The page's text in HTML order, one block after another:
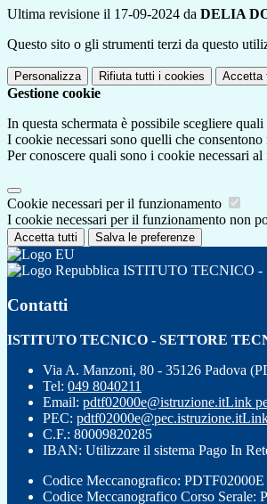
Ultima revisione il 17-09-2024 da DELIA
Questo sito o gli strumenti terzi da questo
Personalizza Rifiuta tutti i cookies Accetta
Gestione cookie
In questa schermata è possibile scegliere
I cookie necessari sono quelli che
Per conoscere quali sono i cookie necessari
Cookie necessari per il funzionamento
I cookie necessari per il funzionamento non
Accetta tutti Salva le preferenze
ISTITUTO TECNICO
Contatti
ISTITUTO TECNICO - SETTORE
Via A. Manzoni, 80 - 35126 Padova
Tel: 049 8040211
Email: pdtf02000e@istruzione.itLink
PEC: pdtf02000e@pec.istruzione.it
C.F.: 80009820285
IBAN: Utilizzare il sistema Pago In
Codice Meccanografico: PDTF02000E
Codice Meccanografico Corso Serale: